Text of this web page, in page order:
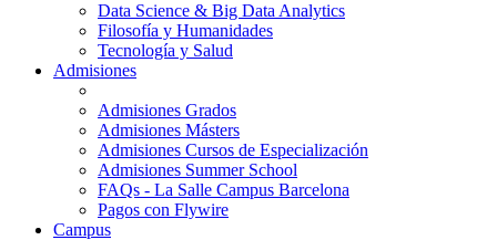
Data Science & Big Data Analytics
Filosofía y Humanidades
Tecnología y Salud
Admisiones
Admisiones Grados
Admisiones Másters
Admisiones Cursos de Especialización
Admisiones Summer School
FAQs - La Salle Campus Barcelona
Pagos con Flywire
Campus